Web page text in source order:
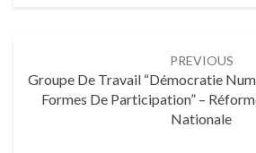
PREVIOUS
Groupe De Travail “Démocratie
Formes De Participation” –
Nationale